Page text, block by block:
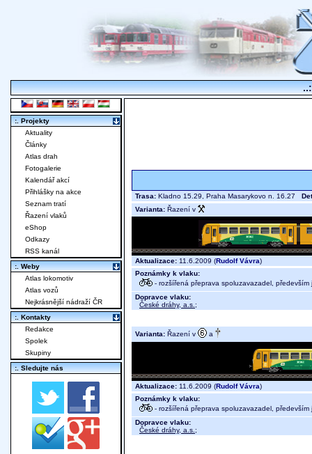
Trasa: Kladno 15.29, Praha Masarykovo n. 16.27
Varianta: Řazení v
Aktualizace: 11.6.2009 (Rudolf Vávra)
Poznámky k vlaku:
- rozšířená přeprava spoluzavazadel, především
Dopravce vlaku:
České dráhy, a.s. ;
Varianta: Řazení v a
Aktualizace: 11.6.2009 (Rudolf Vávra)
Poznámky k vlaku:
- rozšířená přeprava spoluzavazadel, především
Dopravce vlaku:
České dráhy, a.s. ;
:. Projekty
Aktuality
Články
Atlas drah
Fotogalerie
Kalendář akcí
Přihlášky na akce
Seznam tratí
Řazení vlaků
eShop
Odkazy
RSS kanál
:. Weby
Atlas lokomotiv
Atlas vozů
Nejkrásnější nádraží ČR
:. Kontakty
Redakce
Spolek
Skupiny
:. Sledujte nás